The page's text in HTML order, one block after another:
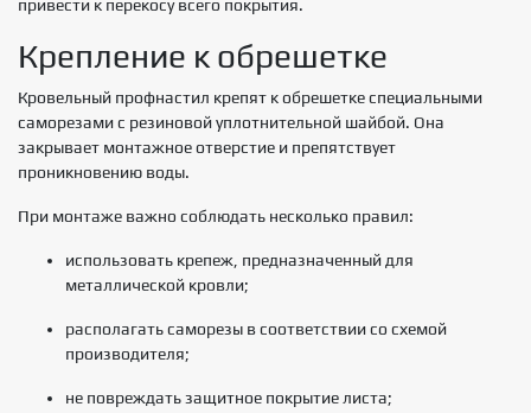
привести к перекосу всего покрытия.
Крепление к обрешетке
Кровельный профнастил крепят к обрешетке специальными
саморезами с резиновой уплотнительной шайбой. Она
закрывает монтажное отверстие и препятствует
проникновению воды.
При монтаже важно соблюдать несколько правил:
использовать крепеж, предназначенный для
металлической кровли;
располагать саморезы в соответствии со схемой
производителя;
не повреждать защитное покрытие листа;